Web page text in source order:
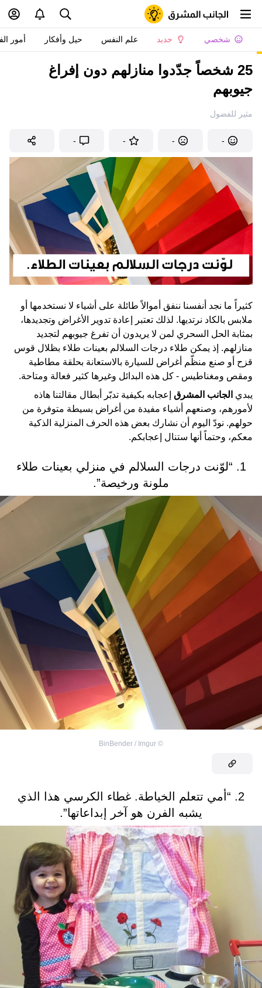
شخصي جديد علم النفس حيل وأفكار أمور
25 شخصاً جدّدوا منازلهم دون إفراغ
جيوبهم
مثير للفضول
-
-
-
-
كثيراً ما نجد أنفسنا ننفق أموالاً طائلة على أشياء لا نستخدمها أو
ملابس بالكاد نرتديها. لذلك تعتبر إعادة تدوير الأغراض وتجديدها،
بمثابة الحل السحري لمن لا يريدون أن تفرغ جيوبهم لتجديد
منازلهم. إذ يمكن طلاء درجات السلالم بعينات طلاء بظلال قوس
قزح أو صنع منظّم أغراض للسيارة بالاستعانة بحلقة مطاطية
ومقص ومغناطيس - كل هذه البدائل وغيرها كثير فعالة ومتاحة.
يبدي الجانب المشرق إعجابه بكيفية تدبّر أبطال مقالتنا هاذه
لأمورهم، وصنعهم أشياء مفيدة من أغراض بسيطة متوفرة من
حولهم. نودّ اليوم أن نشارك بعض هذه الحرف المنزلية الذكية
معكم، وحتماً أنها ستنال إعجابكم.
1. “لوّنت درجات السلالم في منزلي بعينات طلاء
ملونة ورخيصة”.
©
BinBender / Imgur
2. “أمي تتعلم الخياطة. غطاء الكرسي هذا الذي
يشبه الفرن هو آخر إبداعاتها”.